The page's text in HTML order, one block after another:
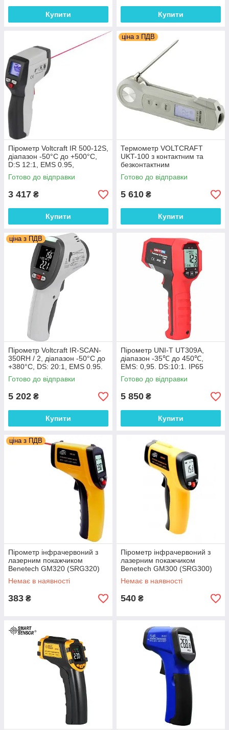
Купити Купити
Пірометр Voltcraft IR 500-12S,
діапазон -50°C до +500°C,
D:S 12:1, EMS 0.95,
Німеччина
Готово до відправки
3 417 ₴
Купити
ціна з ПДВ
Термометр VOLTCRAFT
UKT-100 з контактним та
безконтактним
вимірюванням, -40°C до
+280°C, IP65, DS:4:1,
Готово до відправки
5 610 ₴
Купити
ціна з ПДВ
Пірометр Voltcraft IR-SCAN-
350RH / 2, діапазон -50°C до
+380°C, DS: 20:1, EMS 0.95.
Сканер Dew (точки роси),
Німеччина
Готово до відправки
5 202 ₴
Купити
Пірометр UNI-T UT309A,
діапазон -35℃ до 450℃,
EMS: 0,95. DS:10:1. IP65
Готово до відправки
5 850 ₴
Купити
ціна з ПДВ
Пірометр інфрачервоний з
лазерним покажчиком
Benetech GM320 (SRG320)
-50~380 °C ( 12:1)
Немає в наявності
383 ₴
Пірометр інфрачервоний з
лазерним покажчиком
Benetech GM300 (SRG300)
-50~420 °C ( 12:1)
Немає в наявності
540 ₴